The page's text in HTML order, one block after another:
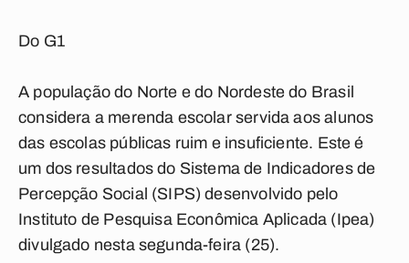
Do G1
A população do Norte e do Nordeste do Brasil
considera a merenda escolar servida aos alunos
das escolas públicas ruim e insuficiente. Este é
um dos resultados do Sistema de Indicadores de
Percepção Social (SIPS) desenvolvido pelo
Instituto de Pesquisa Econômica Aplicada (Ipea)
divulgado nesta segunda-feira (25).